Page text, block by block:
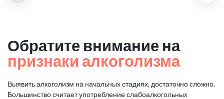
Обратите внимание на
признаки алкоголизма
Выявить алкоголизм на начальных стадиях, достаточно сложно.
Большинство считает употребление слабоалкогольных